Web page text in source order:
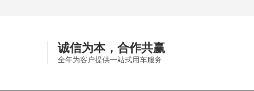
诚信为本，合作共赢
全年为客户提供一站式用车服务